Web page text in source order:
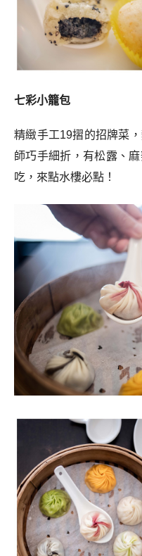
七彩小籠包
精緻手工19摺的招牌菜
師巧手細折，有松露、
吃，來點水樓必點！